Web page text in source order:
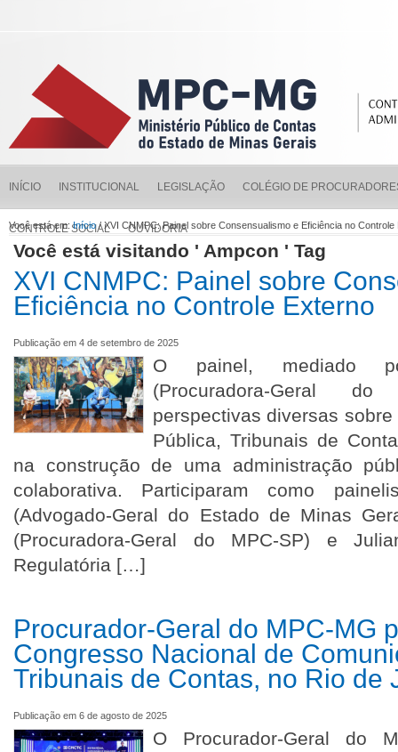
INÍCIO INSTITUCIONAL LEGISLAÇÃO COLÉGIO DE
CONTROLE SOCIAL OUVIDORIA
Você está em:Início/ XVI CNMPC: Painel sobre Consensualismo e Eficiência no Controle
Você está visitando ' Ampcon ' Tag
XVI CNMPC: Painel sobre
Eficiência no Controle Externo
Publicação em 4 de setembro de 2025
O painel, mediado
(Procuradora-Geral
perspectivas diversas
Pública, Tribunais de
na construção de uma administração
colaborativa. Participaram como
(Advogado-Geral do Estado de Minas
(Procuradora-Geral do MPC-SP) e
Regulatória […]
Procurador-Geral do MPC-MG
Congresso Nacional de
Tribunais de Contas, no Rio de
Publicação em 6 de agosto de 2025
O Procurador-Geral do